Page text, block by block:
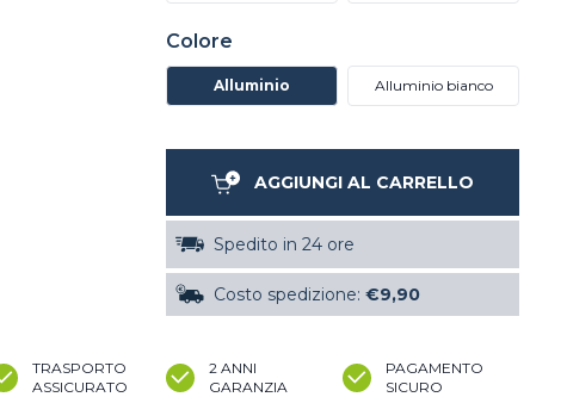
Colore
Alluminio Alluminio bianco
AGGIUNGI AL CARRELLO
Spedito in 24 ore
Costo spedizione: €9,90
TRASPORTO
ASSICURATO
2 ANNI
GARANZIA
PAGAMENTO
SICURO